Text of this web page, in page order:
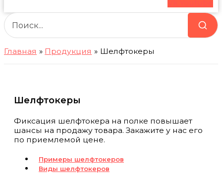
Главная Продукция Шелфтокеры
Шелфтокеры
Фиксация шелфтокера на полке повышает
шансы на продажу товара. Закажите у нас его
по приемлемой цене.
Примеры шелфтокеров
Виды шелфтокеров